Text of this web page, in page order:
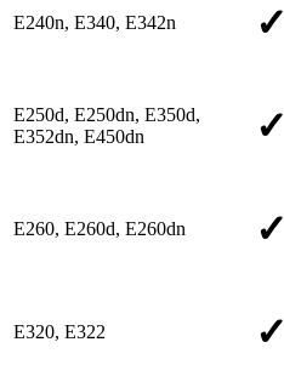
E240n, E340, E342n ✓
E250d, E250dn, E350d,
E352dn, E450dn
✓
E260, E260d, E260dn ✓
E320, E322 ✓